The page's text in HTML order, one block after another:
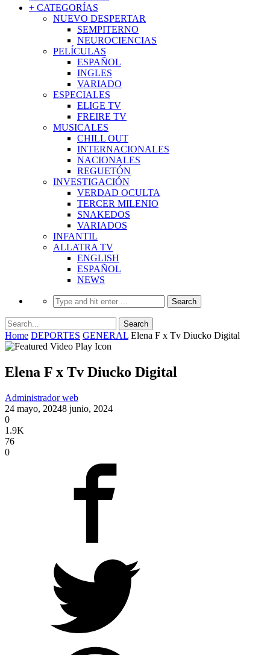
+ CATEGORÍAS
NUEVO DESPERTAR
SEMPITERNO
NEUROCIENCIAS
PELÍCULAS
ESPAÑOL
INGLES
VARIADO
ESPECIALES
ELIGE TV
FREIRE TV
MUSICALES
CHILL OUT
INTERNACIONALES
NACIONALES
REGUETÓN
INVESTIGACIÓN
VERDAD OCULTA
TERCER MILENIO
SNAKEDOS
VARIADOS
INFANTIL
ALLATRA TV
ENGLISH
ESPAÑOL
NEWS
Home DEPORTES GENERAL Elena F x Tv Diucko Digital
Elena F x Tv Diucko Digital
Administrador web
24 mayo, 20248 junio, 2024
0
1.9K
76
0